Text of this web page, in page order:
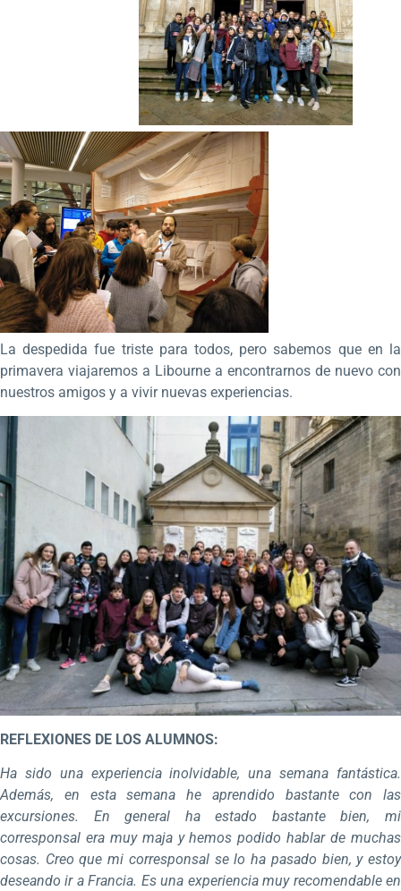
La despedida fue triste para todos, pero sabemos que en la
primavera viajaremos a Libourne a encontrarnos de nuevo con
nuestros amigos y a vivir nuevas experiencias.
REFLEXIONES DE LOS ALUMNOS:
Ha sido una experiencia inolvidable, una semana fantástica.
Además, en esta semana he aprendido bastante con las
excursiones. En general ha estado bastante bien, mi
corresponsal era muy maja y hemos podido hablar de muchas
cosas. Creo que mi corresponsal se lo ha pasado bien, y estoy
deseando ir a Francia. Es una experiencia muy recomendable en